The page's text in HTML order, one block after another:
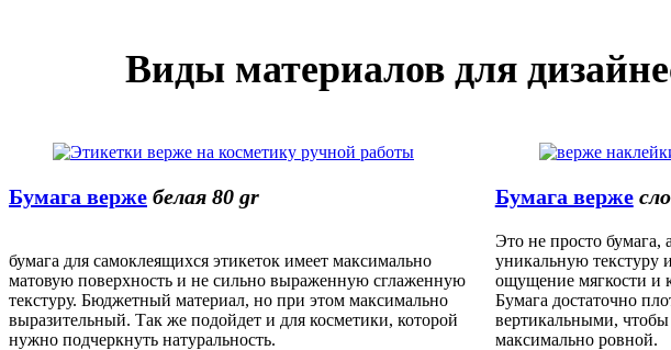
Виды материалов для
Бумага верже белая 80 gr
бумага для самоклеящихся этикеток имеет максимально
матовую поверхность и не сильно выраженную сглаженную
текстуру. Бюджетный материал, но при этом максимально
выразительный. Так же подойдет и для косметики, которой
нужно подчеркнуть натуральность.
Бумага верже
Это не просто бумага,
уникальную текстуру
ощущение мягкости и
Бумага достаточно
вертикальными,
максимально ровной.